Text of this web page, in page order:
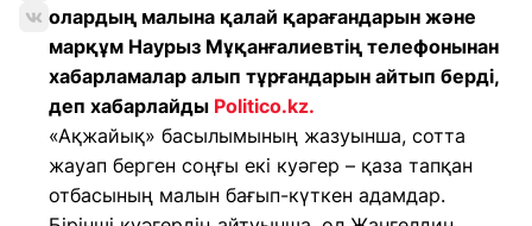
олардың малына қалай қарағандарын және
марқұм Наурыз Мұқанғалиевтің телефонынан
хабарламалар алып тұрғандарын айтып берді,
деп хабарлайды Politico.kz.
«Ақжайық» басылымының жазуынша, сотта
жауап берген соңғы екі куәгер – қаза тапқан
отбасының малын бағып-күткен адамдар.